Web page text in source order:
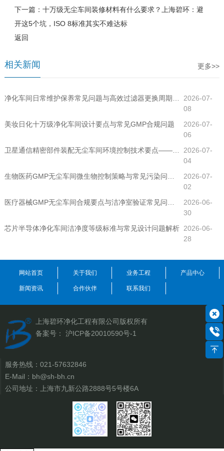
下一篇： 十万级无尘车间装修材料有什么要求？上海碧环：避
开这5个坑，ISO 8标准其实不难达标
返回
相关新闻 更多>>
2026-07-
08
美妆日化十万级净化车间设计要点与常见GMP合规问题
2026-07-
06
卫星通信精密部件装配无尘车间环境控制技术要点——千级净化车间工程全解析
2026-07-
04
2026-07-
02
2026-06-
30
芯片半导体净化车间洁净度等级标准与常见设计问题解析 2026-06-
28
网站首页 关于我们 业务工程 产品中心
新闻资讯 合作伙伴 联系我们
上海碧环净化工程有限公司版权所有
备案号： 沪ICP备20010590号-1
服务热线： 021-57632846
E-Mail： bh@sh-bh.cn
公司地址：上海市九新公路2888号5号楼6A